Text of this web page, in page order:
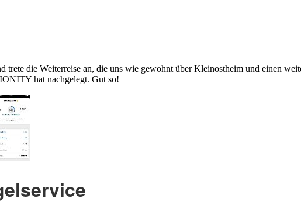
trete die Weiterreise an, die uns wie gewohnt über Kleinostheim und einen
hat nachgelegt. Gut so!